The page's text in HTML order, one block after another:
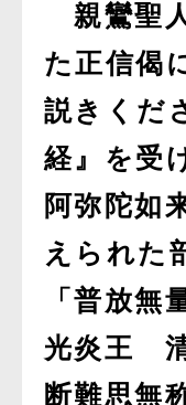
親鸞聖
た正信偈
説きくだ
経』を受
阿弥陀如
えられた
「普放
光炎王
断難思無